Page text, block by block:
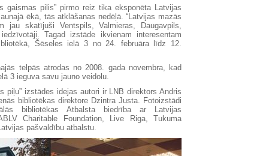
gaismas pilis” pirmo reiz tika eksponēta Latvijas
ēkā, tās atklāšanas nedēļā. “Latvijas mazās
jau skatījuši Ventspils, Valmieras, Daugavpils,
Tagad izstāde ikvienam interesentam
Šēseles ielā 3 no 24. februāra līdz 12.
telpās atrodas no 2008. gada novembra, kad
3 ieguva savu jauno veidolu.
piļu” izstādes idejas autori ir LNB direktors Andris
bibliotēkas direktore Dzintra Justa. Fotoizstādi
bibliotēkas Atbalsta biedrība ar Latvijas
Charitable Foundation, Live Riga, Tukuma
pašvaldību atbalstu.